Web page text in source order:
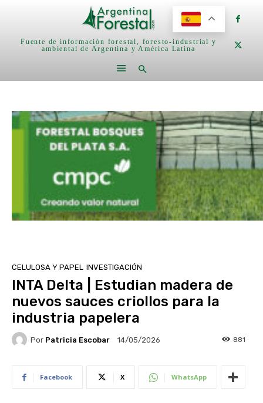
Fuente de información forestal, foresto-industrial y
ambiental de Argentina y América Latina
CELULOSA Y PAPEL INVESTIGACIÓN
INTA Delta | Estudian madera de
nuevos sauces criollos para la
industria papelera
Por Patricia Escobar 14/05/2026 881
Facebook X WhatsApp